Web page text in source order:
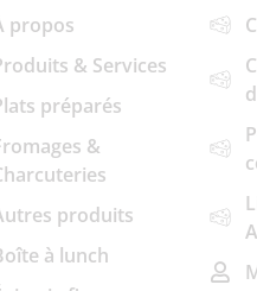
propos
& Services
préparés
&
produits
à lunch